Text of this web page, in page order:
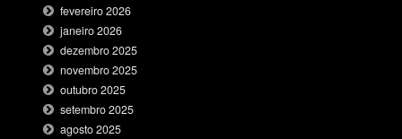
fevereiro 2026
janeiro 2026
dezembro 2025
novembro 2025
outubro 2025
setembro 2025
agosto 2025